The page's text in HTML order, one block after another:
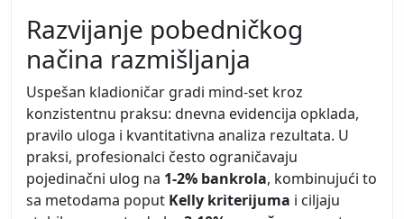
Razvijanje pobedničkog
načina razmišljanja
Uspešan kladioničar gradi mind-set kroz
konzistentnu praksu: dnevna evidencija opklada,
pravilo uloga i kvantitativna analiza rezultata. U
praksi, profesionalci često ograničavaju
pojedinačni ulog na 1-2% bankrola, kombinujući to
sa metodama poput Kelly kriterijuma i ciljaju